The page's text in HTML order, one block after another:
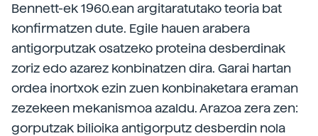
Bennett-ek 1960.ean argitaratutako teoria bat
konfirmatzen dute. Egile hauen arabera
antigorputzak osatzeko proteina desberdinak
zoriz edo azarez konbinatzen dira. Garai hartan
ordea inortxok ezin zuen konbinaketara eraman
zezekeen mekanismoa azaldu. Arazoa zera zen:
gorputzak bilioika antigorputz desberdin nola